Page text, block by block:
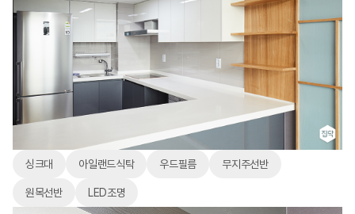
싱크대 아일랜드식탁 우드필름 무지주선반
원목선반 LED조명